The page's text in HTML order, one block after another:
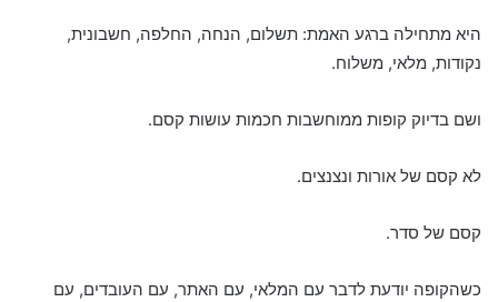
היא מתחילה ברגע האמת: תשלום, הנחה, החלפה, חשבונית,
נקודות, מלאי, משלוח.
ושם בדיוק קופות ממוחשבות חכמות עושות קסם.
לא קסם של אורות ונצנצים.
קסם של סדר.
כשהקופה יודעת לדבר עם המלאי, עם האתר, עם העובדים, עם